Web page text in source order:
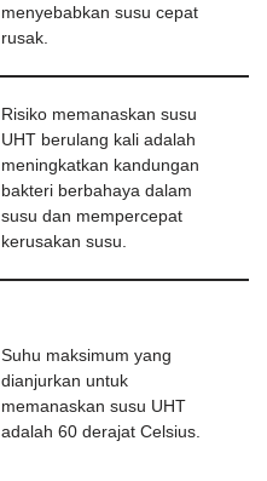
menyebabkan susu cepat
rusak.
Risiko memanaskan susu
UHT berulang kali adalah
meningkatkan kandungan
bakteri berbahaya dalam
susu dan mempercepat
kerusakan susu.
Suhu maksimum yang
dianjurkan untuk
memanaskan susu UHT
adalah 60 derajat Celsius.